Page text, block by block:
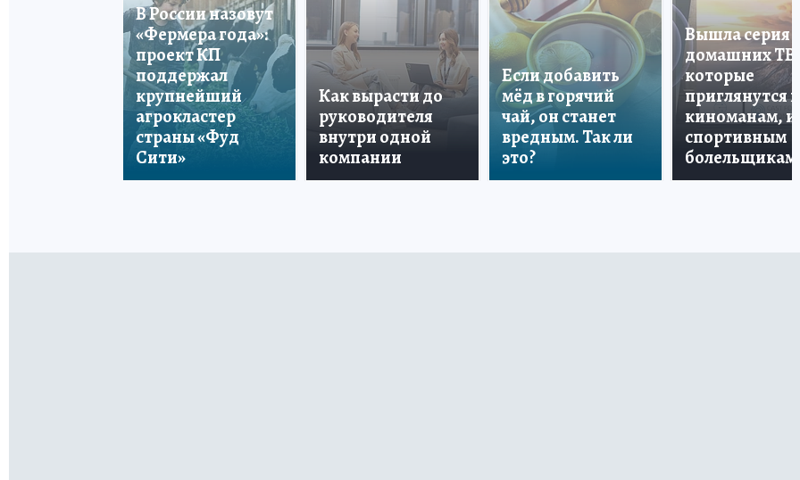
В России назовут
«Фермера года»:
проект КП
поддержал
крупнейший
агрокластер
страны «Фуд
Сити»
Как вырасти до
руководителя
внутри одной
компании
Если добавить
мёд в горячий
чай, он станет
вредным. Так ли
это?
Вышла серия
домашних ТВ,
которые
приглянутся и
киноманам, и
спортивным
болельщикам